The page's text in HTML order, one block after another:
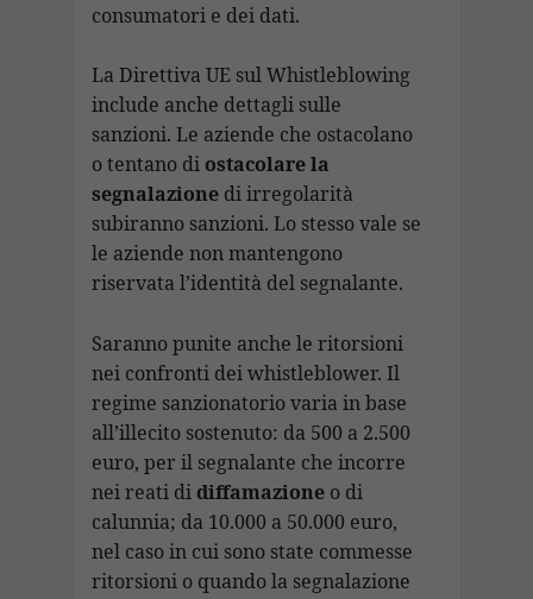
consumatori e dei dati.
La Direttiva UE sul Whistleblowing
include anche dettagli sulle
sanzioni. Le aziende che ostacolano
o tentano di ostacolare la
segnalazionedi irregolarità
subiranno sanzioni. Lo stesso vale se
le aziende non mantengono
riservata l’identità del segnalante.
Saranno punite anche le ritorsioni
nei confronti dei whistleblower. Il
regime sanzionatorio varia in base
all’illecito sostenuto: da 500 a 2.500
euro, per il segnalante che incorre
nei reati di diffamazioneo di
calunnia; da 10.000 a 50.000 euro,
nel caso in cui sono state commesse
ritorsioni o quando la segnalazione